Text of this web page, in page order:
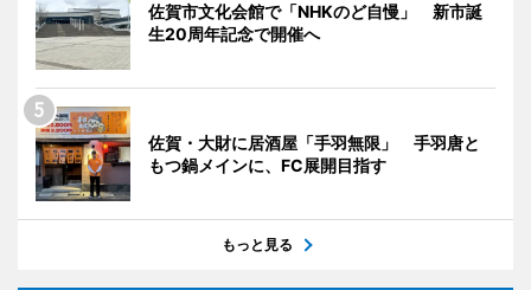
佐賀市文化会館で「NHKのど自慢」 新市誕
生20周年記念で開催へ
佐賀・大財に居酒屋「手羽無限」 手羽唐と
もつ鍋メインに、FC展開目指す
もっと見る